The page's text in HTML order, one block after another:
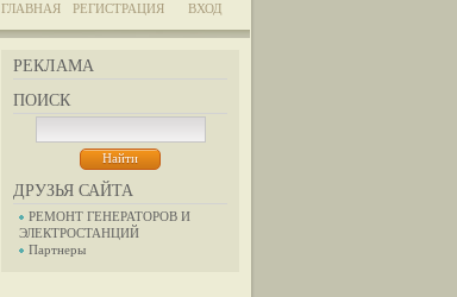
ГЛАВНАЯ РЕГИСТРАЦИЯ ВХОД
РЕКЛАМА
ПОИСК
ДРУЗЬЯ САЙТА
РЕМОНТ ГЕНЕРАТОРОВ И
ЭЛЕКТРОСТАНЦИЙ
Партнеры